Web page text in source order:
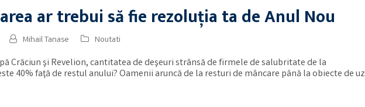
ar trebui să fie rezoluția ta de Anul Nou
Mihail Tanase Noutati
Crăciun şi Revelion, cantitatea de deşeuri strânsă de firmele de salubritate de la
40% faţă de restul anului? Oamenii aruncă de la resturi de mâncare până la obiecte de uz